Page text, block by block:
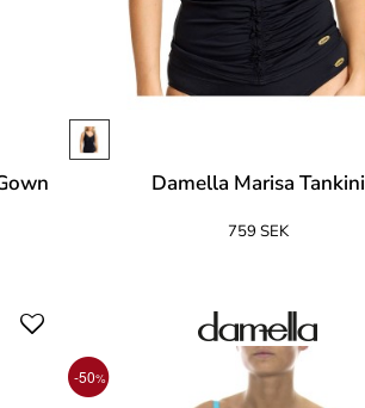
Damella Marisa Tankini
759 SEK
-50%